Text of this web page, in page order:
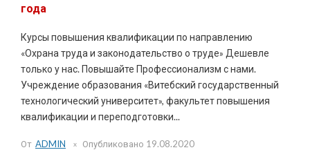
года
Курсы повышения квалификации по направлению
«Охрана труда и законодательство о труде» Дешевле
только у нас. Повышайте Профессионализм с нами.
Учреждение образования «Витебский государственный
технологический университет», факультет повышения
квалификации и переподготовки...
От ADMIN Опубликовано 19.08.2020